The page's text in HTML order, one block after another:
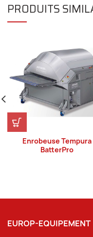
PRODUITS
Enrobeuse Tempura
BatterPro
EUROP-EQUIPEMENT